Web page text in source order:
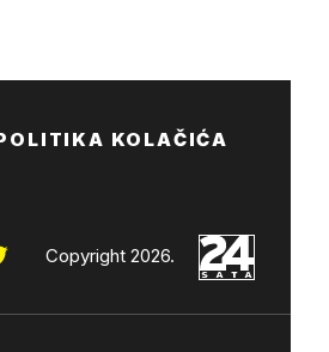
KOLAČIĆA
Copyright 2026.